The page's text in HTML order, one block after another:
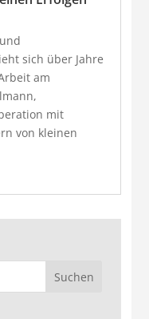
sich über Jahre
am
mit
von kleinen